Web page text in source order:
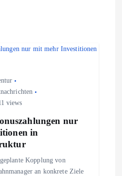
views
nur
in
Kopplung von
an konkrete Ziele